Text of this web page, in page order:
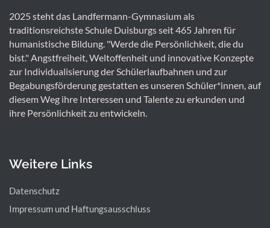
2025 steht das Landfermann-Gymnasium als
traditionsreichste Schule Duisburgs seit 465 Jahren für
humanistische Bildung. "Werde die Persönlichkeit, die du
bist." Angstfreiheit, Weltoffenheit und innovative Konzepte
zur Individualisierung der Schülerlaufbahnen und zur
Begabungsförderung gestatten es unseren Schüler*innen, auf
diesem Weg ihre Interessen und Talente zu erkunden und
ihre Persönlichkeit zu entwickeln.
Weitere Links
Datenschutz
Impressum und Haftungsausschluss